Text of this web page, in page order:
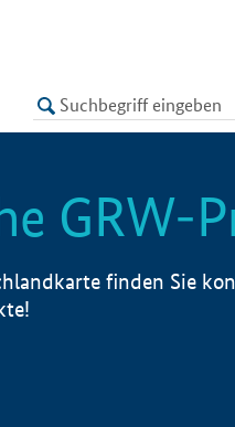
LISTE
GRW-
finden Sie